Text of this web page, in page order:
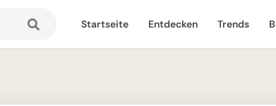
Startseite Entdecken Trends